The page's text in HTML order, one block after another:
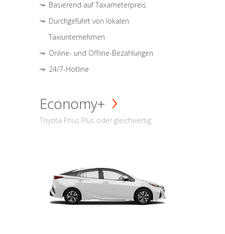
Basierend auf Taxameterpreis
Durchgeführt von lokalen
Taxiunternehmen
Online- und Offline-Bezahlungen
24/7-Hotline
Economy+
Toyota Prius Plus oder gleichwertig